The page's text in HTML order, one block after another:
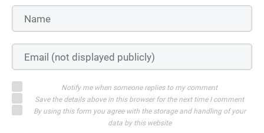
Notify me when someone replies to my comment
Save the details above in this browser for the next time I comment
By using this form you agree with the storage and handling of your
data by this website